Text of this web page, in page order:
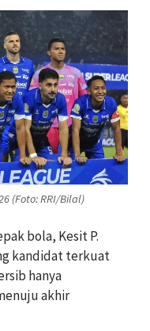
(Foto: RRI/Bilal)
bola, Kesit P.
kandidat terkuat
hanya
akhir